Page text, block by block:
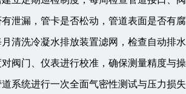
泄漏，管卡是否松动，管道表面是否有腐
清洗冷凝水排放装置滤网，检查自动排水
阀门、仪表进行校准，确保测量精度与操
系统进行一次全面气密性测试与压力损失